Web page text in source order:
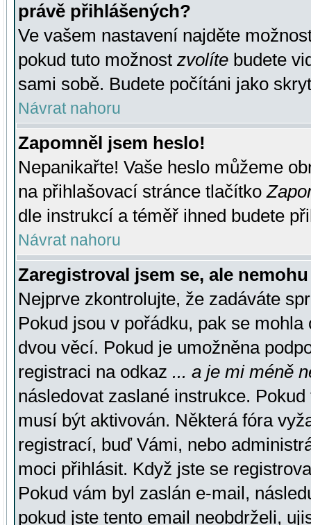
právě přihlášených?
Ve vašem nastavení najděte
pokud tuto možnost zvolíte budete
sami sobě. Budete počítáni jako
Návrat nahoru
Zapomněl jsem heslo!
Nepanikařte! Vaše heslo můžeme
na přihlašovací stránce tlačítko
dle instrukcí a téměř ihned budete
Návrat nahoru
Zaregistroval jsem se, ale
Nejprve zkontrolujte, že zadáváte
Pokud jsou v pořádku, pak se
dvou věcí. Pokud je umožněna
registraci na odkaz ... a je mi méně
následovat zaslané instrukce.
musí být aktivován. Některá fóra
registrací, buď Vámi, nebo
moci přihlásit. Když jste se
Pokud vám byl zaslán e-mail,
pokud jste tento email neobdrželi,